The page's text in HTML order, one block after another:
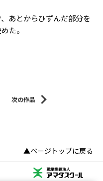
あとからひずんだ部分を
た。
次の作品
▲ページトップに戻る